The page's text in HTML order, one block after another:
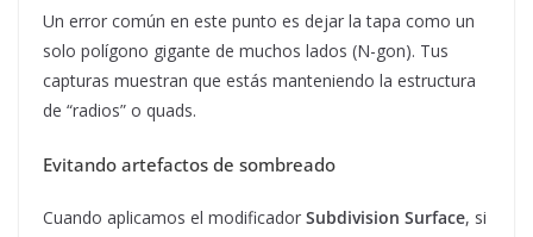
Un error común en este punto es dejar la tapa como un
solo polígono gigante de muchos lados (N-gon). Tus
capturas muestran que estás manteniendo la estructura
de “radios” o quads.
Evitando artefactos de sombreado
Cuando aplicamos el modificador Subdivision Surface, si